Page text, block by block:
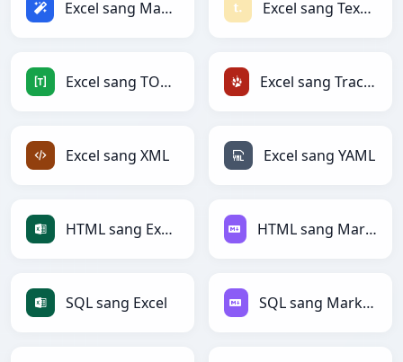
Excel sang Magic Excel sang Textile
Excel sang TOML Excel sang TracWiki
Excel sang XML Excel sang YAML
HTML sang Excel HTML sang Markdown
SQL sang Excel SQL sang Markdown